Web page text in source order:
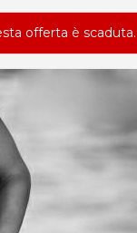
offerta è scaduta.